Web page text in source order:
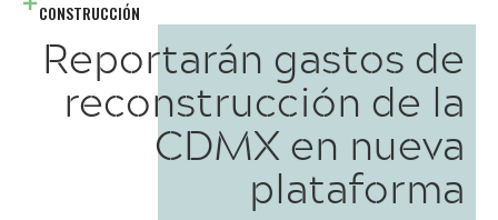
CONSTRUCCIÓN
Reportarán gastos de
reconstrucción de la
CDMX en nueva
plataforma